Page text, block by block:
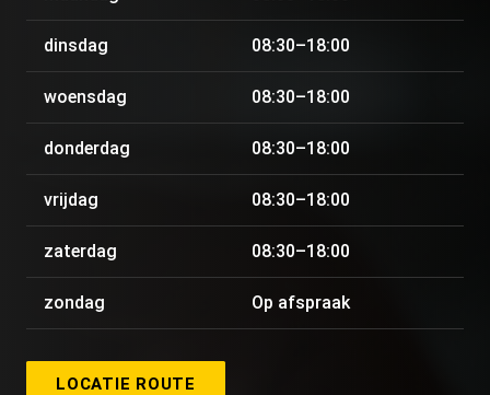
dinsdag 08:30–18:00
woensdag 08:30–18:00
donderdag 08:30–18:00
vrijdag 08:30–18:00
zaterdag 08:30–18:00
zondag Op afspraak
LOCATIE ROUTE